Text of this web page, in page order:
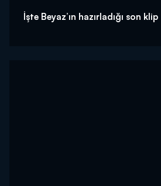
İşte Beyaz’ın hazırladığı son klip